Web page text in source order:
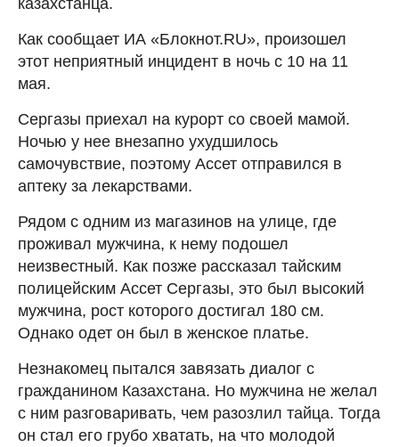
Как сообщает ИА «Блокнот.RU», произошел
этот неприятный инцидент в ночь с 10 на 11
мая.
Сергазы приехал на курорт со своей мамой.
Ночью у нее внезапно ухудшилось
самочувствие, поэтому Ассет отправился в
аптеку за лекарствами.
Рядом с одним из магазинов на улице, где
проживал мужчина, к нему подошел
неизвестный. Как позже рассказал тайским
полицейским Ассет Сергазы, это был высокий
мужчина, рост которого достигал 180 см.
Однако одет он был в женское платье.
Незнакомец пытался завязать диалог с
гражданином Казахстана. Но мужчина не желал
с ним разговаривать, чем разозлил тайца. Тогда
он стал его грубо хватать, на что молодой